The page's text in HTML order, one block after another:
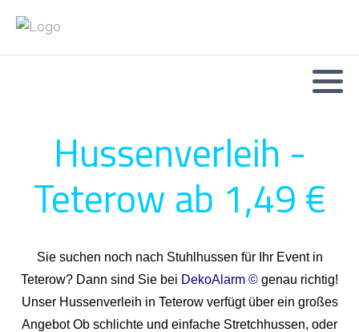
Hussenverleih -
Teterow ab 1,49 €
Sie suchen noch nach Stuhlhussen für Ihr Event in
Teterow? Dann sind Sie bei DekoAlarm © genau richtig!
Unser Hussenverleih in Teterow verfügt über ein großes
Angebot Ob schlichte und einfache Stretchhussen, oder